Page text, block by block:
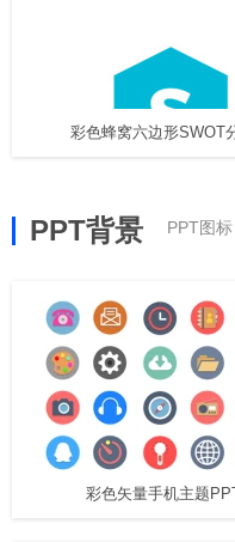
彩色蜂窝六边形SWOT
PPT背景 PPT图标
彩色矢量手机主题